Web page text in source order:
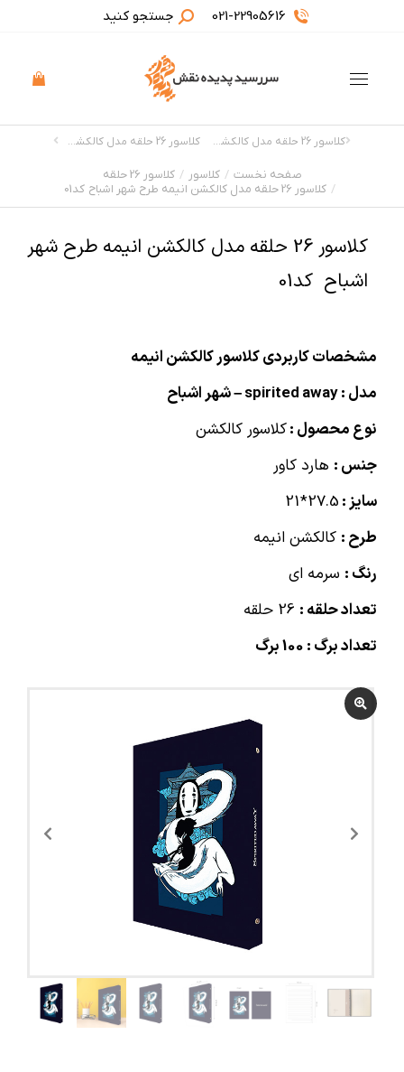
021-22905616 جستجو کنید
مکان شما: صفحه نخست کلاسور
کلاسور 26 حلقه
کلاسور 26 حلقه مدل کالکشن انیمه طرح شهر اشباح کد01
کلاسور 26 حلقه مدل کالکشن انیمه طرح SPY X FAMILY – جاسوس و خانواده بسته 4 عددی کلاسور 26 حلقه مدل کالکشن انیمه شهر اشباح کد02
کلاسور 26 حلقه مدل کالکشن انیمه طرح شهر
اشباح کد01
مشخصات کاربردی کلاسور کالکشن انیمه
مدل : spirited away – شهر اشباح
نوع محصول :کلاسور کالکشن
جنس : هارد کاور
سایز :27.5*21
طرح : کالکشن انیمه
رنگ : سرمه ای
تعداد حلقه :
تعداد برگ : 100 برگ